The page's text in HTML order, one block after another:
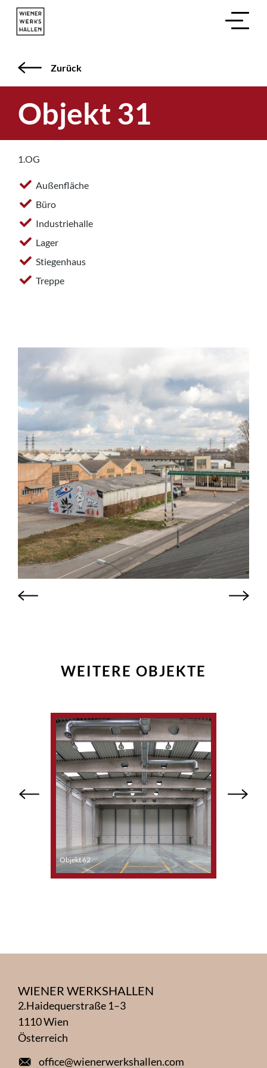
Zurück
Objekt 31
1.OG
Außenfläche
Büro
Industriehalle
Lager
Stiegenhaus
Treppe
WEITERE OBJEKTE
Previous
Objekt 62
Next
WIENER WERKSHALLEN
2.Haidequerstraße 1–3
1110 Wien
Österreich
office@wienerwerkshallen.com